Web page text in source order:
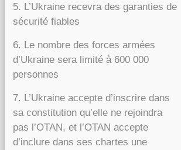
5. L’Ukraine recevra des garanties de
sécurité fiables
6. Le nombre des forces armées
d’Ukraine sera limité à 600 000
personnes
7. L’Ukraine accepte d’inscrire dans
sa constitution qu’elle ne rejoindra
pas l’OTAN, et l’OTAN accepte
d’inclure dans ses chartes une